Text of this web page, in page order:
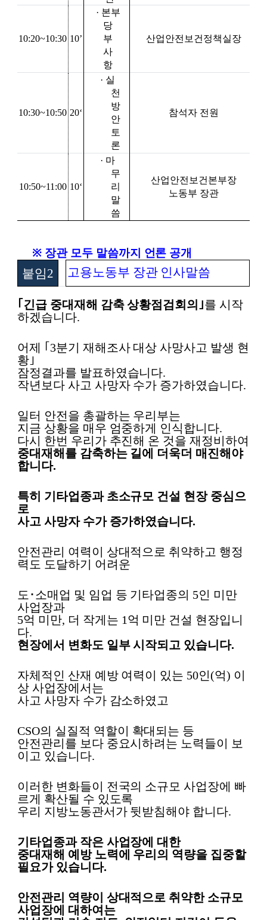
10:20~10:30 10’
· 본부
당
부
사
항
산업안전보건정책실장
10:30~10:50 20‘
· 실
천
방
안
토
론
참석자 전원
10:50~11:00 10‘
· 마
무
리
말
씀
산업안전보건본부장
노동부 장관
※ 장관 모두 말씀까지 언론 공개
붙임2 고용노동부 장관 인사말씀
｢ 긴급 중대재해 감축 상황점검회의 ｣를 시작
하겠습니다.
어제 ｢ 3분기 재해조사 대상 사망사고 발생 현
황｣
잠정결과를 발표하였습니다.
작년보다 사고 사망자 수가 증가하였습니다.
일터 안전을 총괄하는 우리부는
지금 상황을 매우 엄중하게 인식합니다.
다시 한번 우리가 추진해 온 것을 재정비하여
중대재해를 감축하는 길에 더욱더 매진해야
합니다.
특히 기타업종과 초소규모 건설 현장 중심으
로
사고 사망자 수가 증가하였습니다.
안전관리 여력이 상대적으로 취약하고 행정
력도 도달하기 어려운
도 ･소매업 및 임업 등 기타업종의 5인 미만
사업장과
5억 미만, 더 작게는 1억 미만 건설 현장입니
다.
현장에서 변화도 일부 시작되고 있습니다.
자체적인 산재 예방 여력이 있는 50인(억) 이
상 사업장에서는
사고 사망자 수가 감소하였고
CSO의 실질적 역할이 확대되는 등
안전관리를 보다 중요시하려는 노력들이 보
이고 있습니다.
이러한 변화들이 전국의 소규모 사업장에 빠
르게 확산될 수 있도록
우리 지방노동관서가 뒷받침해야 합니다.
기타업종과 작은 사업장에 대한
중대재해 예방 노력에 우리의 역량을 집중할
필요가 있습니다.
안전관리 역량이 상대적으로 취약한 소규모
사업장에 대하여는